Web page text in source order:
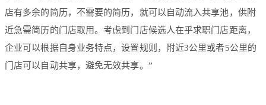
店有多余的简历，不需要的简历，就可以自动流入共享池，供附
近急需简历的门店取用。考虑到门店候选人在乎求职门店距离，
企业可以根据自身业务特点，设置规则，附近3公里或者5公里的
门店可以自动共享，避免无效共享。”